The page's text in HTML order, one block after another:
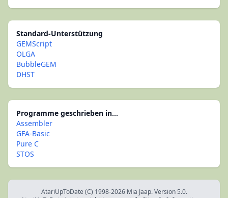
Standard-Unterstützung
GEMScript
OLGA
BubbleGEM
DHST
Programme geschrieben in...
Assembler
GFA-Basic
Pure C
STOS
AtariUpToDate (C) 1998-2026 Mia Jaap. Version 5.0.